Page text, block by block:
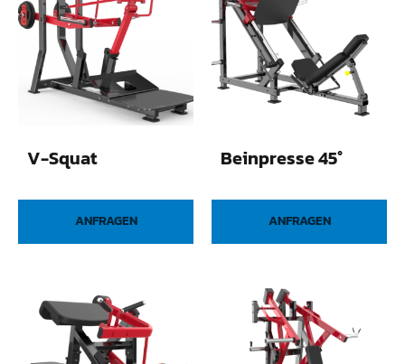
V-Squat
ANFRAGEN
Beinpresse 45°
ANFRAGEN